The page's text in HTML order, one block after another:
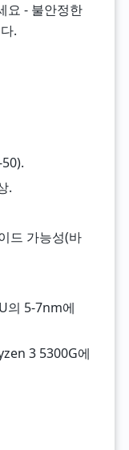
요 - 불안정한
.
.
드 가능성(바
의 5-7nm에
3 5300G에